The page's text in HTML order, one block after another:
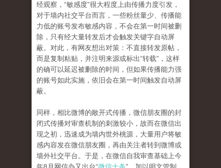
经观察，“敏感度”很大程度上由传播力度引发，
对于墙内社交平台而言，一些粉丝量少、传播能
力低的账号发布敏感内容，不会在第一时间被删
除，只有经大量转发后才会触发关键字自动屏
蔽。对此，有网友想出对策：不直接转发原帖，
而是复制粘贴，并注明来源或标出“转载”，这样
的确可以延迟被删除的时间，但如果传播能力强
的账号如此实施，依旧会在第一时间触发自动屏
蔽。
同样，相比微博的敞开式传播，微信朋友圈的封
闭式传播对审查机制的刺激较小，故而在微信出
现之初，迅速成为墙内世外桃源，大量用户将敏
感内容发在微信朋友圈，再由关注者转到微博或
墙外社交平台。于是，在微信自我审查基础上今